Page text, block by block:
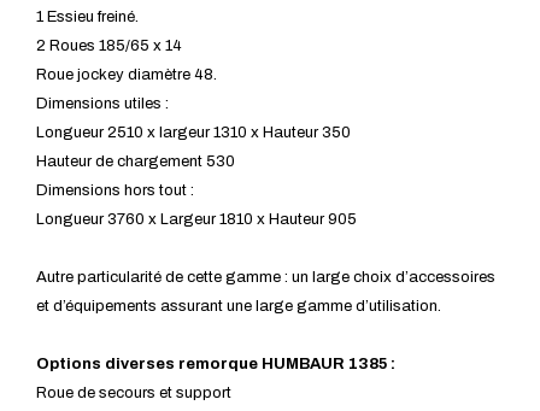
1 Essieu freiné.
2 Roues 185/65 x 14
Roue jockey diamètre 48.
Dimensions utiles :
Longueur 2510 x largeur 1310 x Hauteur 350
Hauteur de chargement 530
Dimensions hors tout :
Longueur 3760 x Largeur 1810 x Hauteur 905
Autre particularité de cette gamme : un large choix d’accessoires
et d’équipements assurant une large gamme d’utilisation.
Options diverses remorque HUMBAUR 1385 :
Roue de secours et support